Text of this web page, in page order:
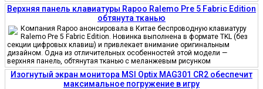
Верхняя панель клавиатуры Rapoo Ralemo Pre 5 Fabric Edition
обтянута тканью
Компания Rapoo анонсировала в Китае беспроводную клавиатуру
Ralemo Pre 5 Fabric Edition. Новинка выполнена в формате TKL (без
секции цифровых клавиш) и привлекает внимание оригинальным
дизайном. Одна из отличительных особенностей этой модели —
верхняя панель, обтянутая тканью с меланжевым рисунком
Изогнутый экран монитора MSI Optix MAG301 CR2 обеспечит
максимальное погружение в игру